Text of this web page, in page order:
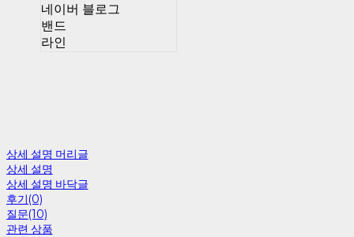
네이버 블로그
밴드
라인
상세 설명 머리글
상세 설명
상세 설명 바닥글
후기(0)
질문(10)
관련 상품